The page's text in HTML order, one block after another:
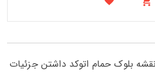
بلوک حمام اتوکد داشتن جزئیات